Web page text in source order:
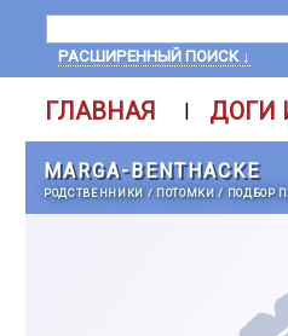
РАСШИРЕННЫЙ ПОИСК ↓
ГЛАВНАЯ | ДОГИ
MARGA-BENTHACKE
РОДСТВЕННИКИ / ПОТОМКИ/ ПОДБОР